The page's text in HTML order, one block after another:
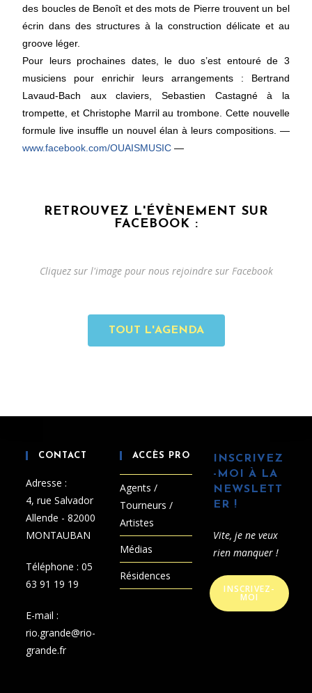
des boucles de Benoît et des mots de Pierre trouvent un bel
écrin dans des structures à la construction délicate et au
groove léger.
Pour leurs prochaines dates, le duo s’est entouré de 3
musiciens pour enrichir leurs arrangements : Bertrand
Lavaud-Bach aux claviers, Sebastien Castagné à la
trompette, et Christophe Marril au trombone. Cette nouvelle
formule live insuffle un nouvel élan à leurs compositions. —
www.facebook.com/OUAISMUSIC —
RETROUVEZ L'ÉVÈNEMENT SUR
FACEBOOK :
Cliquez sur l'image pour nous rejoindre sur Facebook
TOUT L'AGENDA
CONTACT
Adresse :
4, rue Salvador
Allende - 82000
MONTAUBAN
Téléphone :05
63 91 19 19
E-mail :
rio.grande@rio-
grande.fr
ACCÈS PRO
Agents /
Tourneurs /
Artistes
Médias
Résidences
INSCRIVEZ
-MOI À LA
NEWSLETT
ER !
Vite, je ne veux
rien manquer !
INSCRIVEZ-
MOI